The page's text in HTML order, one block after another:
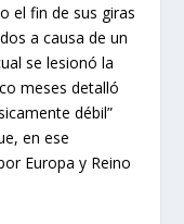
el fin de sus giras
a causa de un
se lesionó la
meses detalló
débil”
en ese
Europa y Reino